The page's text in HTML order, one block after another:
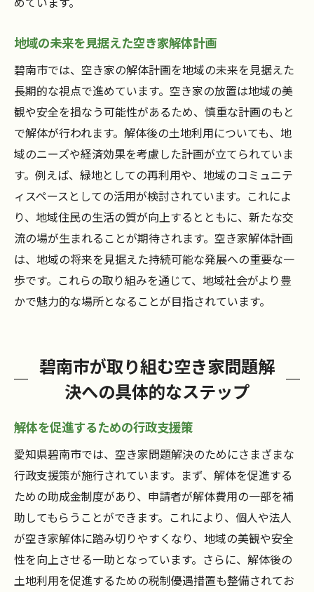
地域の未来を見据えた空き家解体計画
碧南市では、空き家の解体計画を地域の未来を見据えた
長期的な視点で進めています。空き家の放置は地域の美
観や安全を損なう可能性があるため、慎重な計画のもと
で解体が行われます。解体後の土地利用についても、地
域のニーズや経済効果を考慮した計画が立てられていま
す。例えば、緑地としての再利用や、地域のコミュニテ
ィスペースとしての活用が検討されています。これによ
り、地域住民の生活の質が向上するとともに、新たな交
流の場が生まれることが期待されます。空き家解体計画
は、地域の将来を見据えた持続可能な発展への重要な一
歩です。これらの取り組みを通じて、地域社会がより豊
かで魅力的な場所となることが目指されています。
碧南市が取り組む空き家問題解
決への具体的なステップ
解体を促進するための行政支援策
愛知県碧南市では、空き家問題解決のためにさまざまな
行政支援策が施行されています。まず、解体を促進する
ための助成金制度があり、申請者が解体費用の一部を補
助してもらうことができます。これにより、個人や法人
が空き家解体に踏み切りやすくなり、地域の美観や安全
性を向上させる一助となっています。さらに、解体後の
土地利用を促進するための税制優遇措置も整備されてお